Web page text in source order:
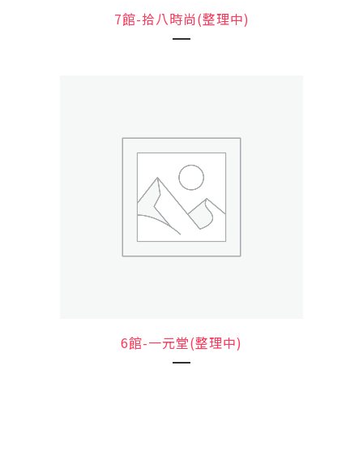
7館-拾八時尚(整理中)
6館-一元堂(整理中)